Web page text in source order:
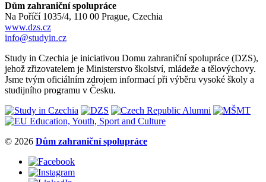
Dům zahraniční spolupráce
Na Poříčí 1035/4, 110 00 Prague, Czechia
www.dzs.cz
info@studyin.cz
Study in Czechia je iniciativou Domu zahraniční spolupráce (DZS),
jehož zřizovatelem je Ministerstvo školství, mládeže a tělovýchovy.
Jsme tvým oficiálním zdrojem informací při výběru vysoké školy a
studijního programu v Česku.
© 2026 Dům zahraniční spolupráce